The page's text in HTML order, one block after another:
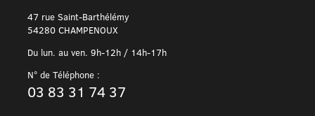
47 rue Saint-Barthélémy
54280 CHAMPENOUX
Du lun. au ven. 9h-12h / 14h-17h
N° de Téléphone :
03 83 31 74 37